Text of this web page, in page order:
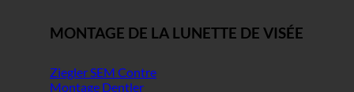
MONTAGE DE LA LUNETTE DE VISÉE
Ziegler SEM Contre
Montage Dentler